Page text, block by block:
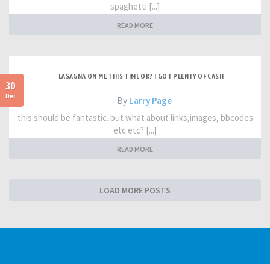
spaghetti [...]
READ MORE
30
Dec
LASAGNA ON ME THIS TIME OK? I GOT PLENTY OF CASH
- By Larry Page
this should be fantastic. but what about links,images, bbcodes
etc etc? [...]
READ MORE
LOAD MORE POSTS